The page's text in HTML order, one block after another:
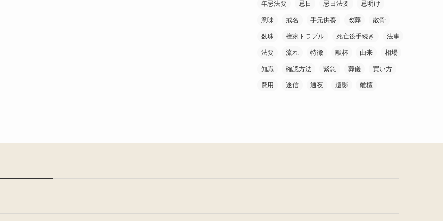
年忌法要 忌日 忌日法要 忌明け
意味 戒名 手元供養 改葬 散骨
数珠 檀家トラブル 死亡後手続き 法事
法要 流れ 特徴 献杯 由来 相場
知識 確認方法 緊急 葬儀 買い方
費用 迷信 通夜 遺影 離檀